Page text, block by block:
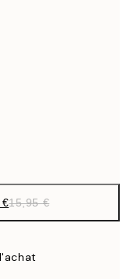
€15,95 €